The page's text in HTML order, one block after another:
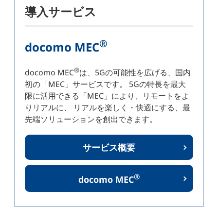
導入サービス
docomo MEC®
docomo MEC®は、5Gの可能性を広げる、国内
初の「MEC」サービスです。 5Gの特長を最大
限に活用できる「MEC」により、リモートをよ
りリアルに、 リアルを楽しく・快適にする、最
先端ソリューションを創出できます。
サービス概要
docomo MEC®